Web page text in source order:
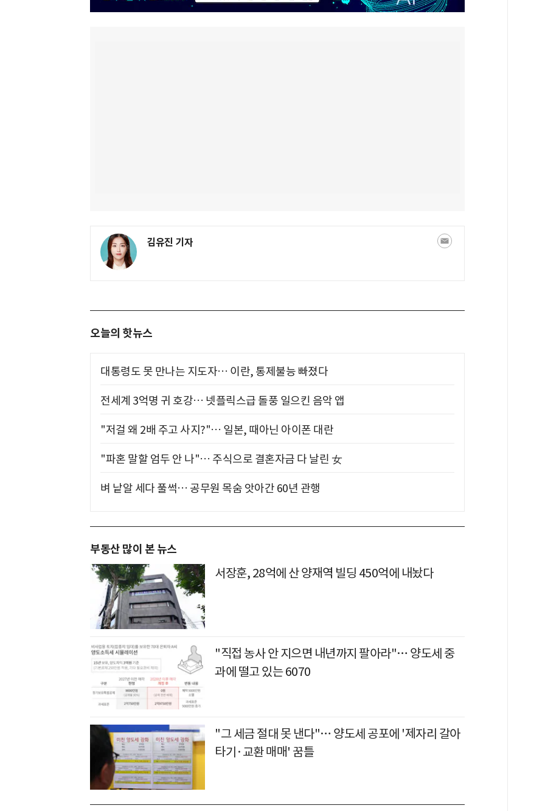
김유진 기자
오늘의 핫뉴스
대통령도 못 만나는 지도자… 이란, 통제불능 빠졌다
전세계 3억명 귀 호강… 넷플릭스급 돌풍 일으킨 음악 앱
"저걸 왜 2배 주고 사지?"… 일본, 때아닌 아이폰 대란
"파혼 말할 엄두 안 나"… 주식으로 결혼자금 다 날린 女
벼 낱알 세다 풀썩… 공무원 목숨 앗아간 60년 관행
부동산 많이 본 뉴스
서장훈, 28억에 산 양재역 빌딩 450억에 내놨다
"직접 농사 안 지으면 내년까지 팔아라"… 양도세 중
과에 떨고 있는 6070
"그 세금 절대 못 낸다"… 양도세 공포에 '제자리 갈아
타기·교환 매매' 꿈틀